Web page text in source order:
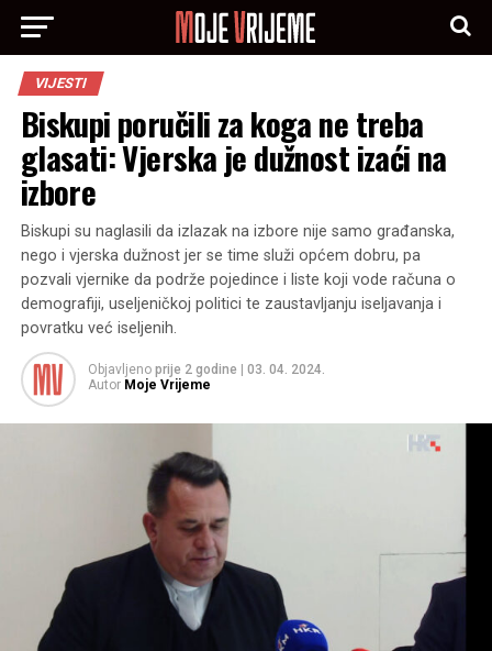
VIJESTI
Biskupi poručili za koga ne treba
glasati: Vjerska je dužnost izaći na
izbore
Biskupi su naglasili da izlazak na izbore nije samo građanska,
nego i vjerska dužnost jer se time služi općem dobru, pa
pozvali vjernike da podrže pojedince i liste koji vode računa o
demografiji, useljeničkoj politici te zaustavljanju iseljavanja i
povratku već iseljenih.
Objavljeno prije 2 godine
03. 04. 2024.
Autor Moje Vrijeme